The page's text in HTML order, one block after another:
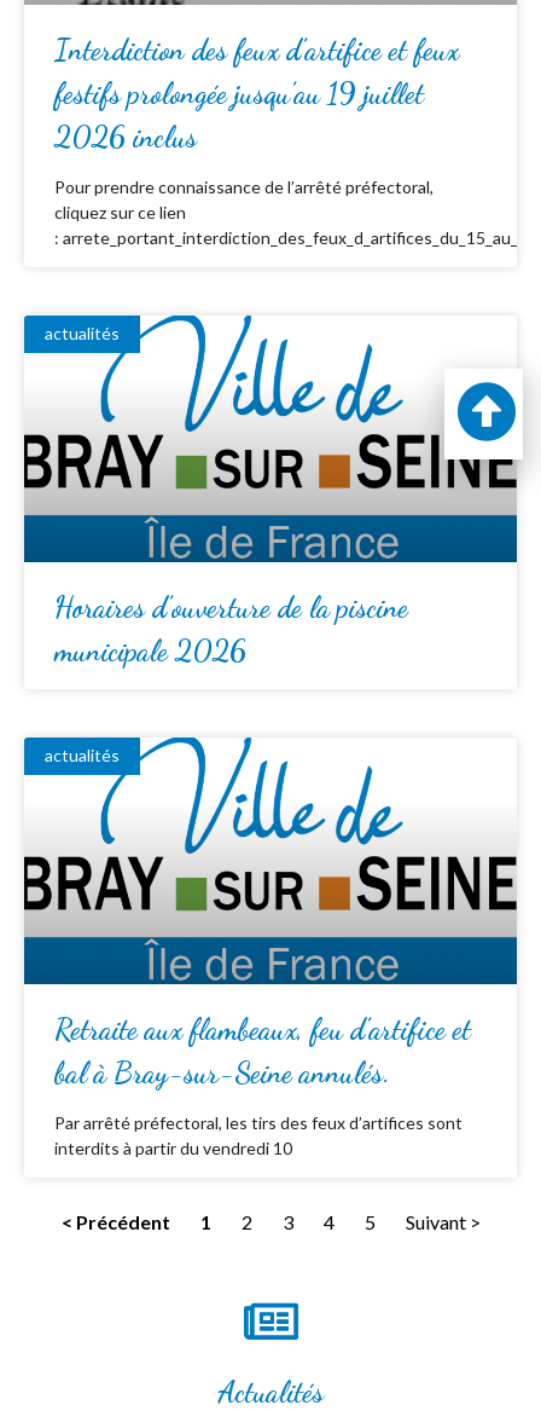
Interdiction des feux d’artifice et feux
festifs prolongée jusqu’au 19 juillet
2026 inclus
Pour prendre connaissance de l’arrêté préfectoral,
cliquez sur ce lien
:
actualités
Horaires d’ouverture de la piscine
municipale 2026
actualités
Retraite aux flambeaux, feu d’artifice et
bal à Bray-sur-Seine annulés.
Par arrêté préfectoral, les tirs des feux d’artifices sont
interdits à partir du vendredi 10
< Précédent 1 2 3 4 5 Suivant >
Actualités